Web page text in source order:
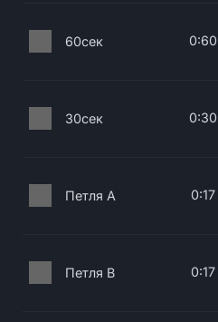
60сек 0:60
30сек 0:30
Петля A 0:17
Петля B 0:17